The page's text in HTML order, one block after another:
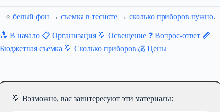
⭐ белый фон → съемка в тесноте→ сколько приборов нужно.
🔝 В начало 📋 Организация 💡 Освещение ❓ Вопрос-ответ 📏
Бюджетная съемка 💡 Сколько приборов 💰 Цены
💡 Возможно, вас заинтересуют эти материалы: